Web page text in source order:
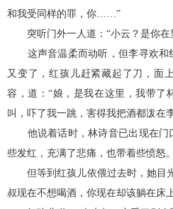
和我受同样的罪，你……”
突听门外一人道：“小云？是你在
这声音温柔而动听，但李寻欢和
又变了，红孩儿赶紧藏起了刀，面
容，道：“娘，是我在这里，我带了
叫，吓了我一跳，害得我把酒都泼在
他说着话时，林诗音已出现在门
些发红，充满了悲痛，也带着些愤怒。
但等到红孩儿依偎过去时，她目
叔现在不想喝酒，你现在却该躺在床